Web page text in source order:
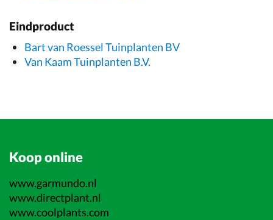
Eindproduct
Bart van Roessel Tuinplanten BV
Van Kaam Tuinplanten B.V.
Koop online
www.garmundo.nl
www.directplant.nl
www.coolplants.com